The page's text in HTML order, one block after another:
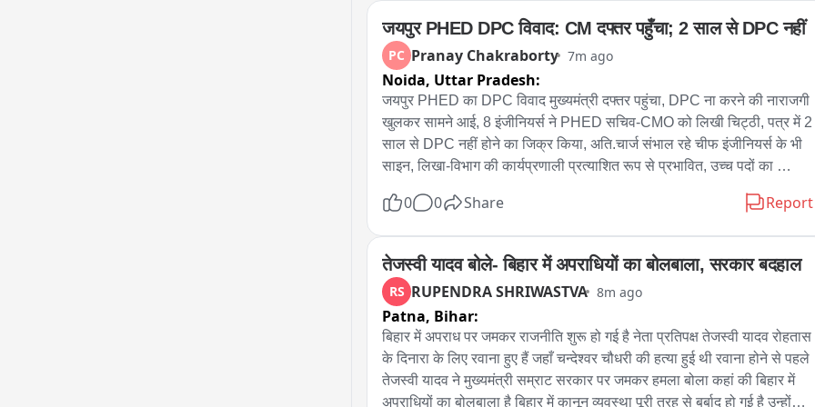
जयपुर PHED DPC विवाद: CM दफ्तर पहुँचा; 2 साल से DPC नहीं
PC Pranay Chakraborty 7m ago
Noida, Uttar Pradesh:
जयपुर PHED का DPC विवाद मुख्यमंत्री दफ्तर पहुंचा, DPC ना करने की नाराजगी
खुलकर सामने आई, 8 इंजीनियर्स ने PHED सचिव-CMO को लिखी चिट्ठी, पत्र में 2
साल से DPC नहीं होने का जिक्र किया, अति.चार्ज संभाल रहे चीफ इंजीनियर्स के भी
साइन, लिखा-विभाग की कार्यप्रणाली प्रत्याशित रूप से प्रभावित, उच्च पदों का
रही, CE के 4 पद,ACE के 7,SE के 28,EXEN के 75, सहायक अभियंता के भी
प्रक्रिया में करीब 6 महीने का वक्त और लगेगा
0 0 Share Report
तेजस्वी यादव बोले- बिहार में अपराधियों का बोलबाला, सरकार बदहाल
RS RUPENDRA SHRIWASTVA 8m ago
Patna, Bihar:
बिहार में अपराध पर जमकर राजनीति शुरू हो गई है नेता प्रतिपक्ष तेजस्वी यादव रोहतास
के दिनारा के लिए रवाना हुए हैं जहाँ चन्देश्वर चौधरी की हत्या हुई थी रवाना होने से पहले
तेजस्वी यादव ने मुख्यमंत्री सम्राट सरकार पर जमकर हमला बोला कहां की बिहार में
अपराधियों का बोलबाला है बिहार में कानून व्यवस्था पूरी तरह से बर्बाद हो गई है उन्होंने